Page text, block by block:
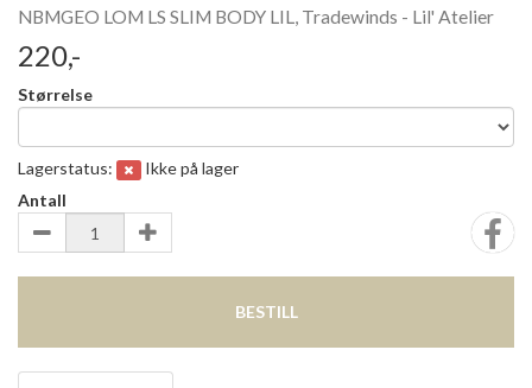
NBMGEO LOM LS SLIM BODY LIL, Tradewinds - Lil' Atelier
220,-
Størrelse
Lagerstatus:
Ikke på lager
Antall
BESTILL